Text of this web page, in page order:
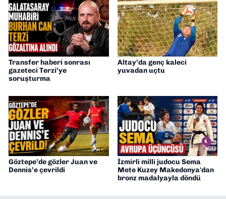
Transfer haberi sonrası
gazeteci Terzi’ye
soruşturma
Altay’da genç kaleci
yuvadan uçtu
Göztepe’de gözler Juan ve
Dennis’e çevrildi
İzmirli milli judocu Sema
Mete Kuzey Makedonya'dan
bronz madalyayla döndü